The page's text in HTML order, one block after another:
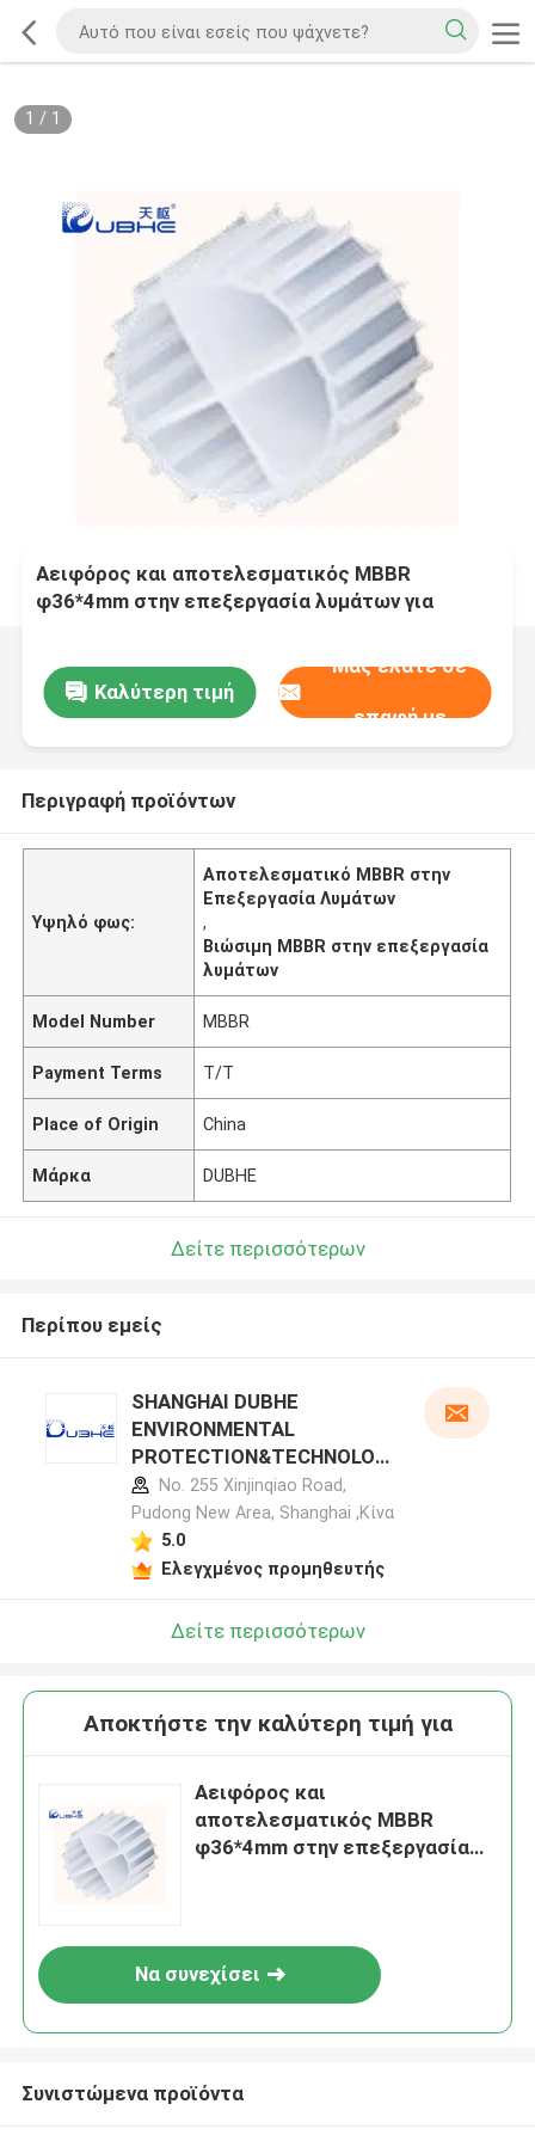
1 / 1
Αειφόρος και αποτελεσματικός MBBR
φ36*4mm στην επεξεργασία λυμάτων για
Καλύτερη τιμή
Μας ελάτε σε
επαφή με
Περιγραφή προϊόντων
Υψηλό φως:
Αποτελεσματικό MBBR στην
Επεξεργασία Λυμάτων
,
Βιώσιμη MBBR στην επεξεργασία
λυμάτων
Model Number MBBR
Payment Terms T/T
Place of Origin China
Μάρκα DUBHE
Δείτε περισσότερων
Περίπου εμείς
SHANGHAI DUBHE
ENVIRONMENTAL
PROTECTION&TECHNOLOG
Y CO.,LTD προφίλ
κατασκευαστή
No. 255 Xinjinqiao Road,
Pudong New Area, Shanghai ,Κίνα
5.0
Ελεγχμένος προμηθευτής
Δείτε περισσότερων
Αποκτήστε την καλύτερη τιμή για
Αειφόρος και
αποτελεσματικός MBBR
φ36*4mm στην επεξεργασία
Να συνεχίσει
Συνιστώμενα προϊόντα